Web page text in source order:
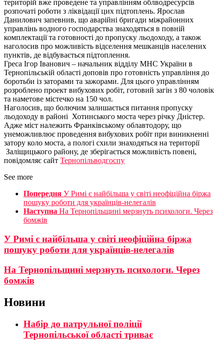
територій вже проведене та управлінням облводресурсів
розпочаті роботи з ліквідації цих підтоплень. Ярослав
Данилович запевнив, що аварійні бригади міжрайонних
управлінь водного господарства знаходяться в повній
комплектації та готовності до пропуску льодоходу, а також
наголосив про можливість відселення мешканців населених
пунктів, де відбувається підтоплення.
Греса Ігор Іванович – начальник відділу МНС України в
Тернопільській області доповів про готовність управління до
боротьби із заторами та зажорами. Для цього управлінням
розроблено проект вибухових робіт, готовий загін з 80 чоловік
та наметове містечко на 150 чол.
Наголосив, що болючим залишається питання пропуску
льодоходу в районі Хотинського моста через річку Дністер.
Адже міст належить Франківському облавтодору, що
унеможливлює проведення вибухових робіт при виникненні
затору коло моста, а пологі схили знаходяться на території
Заліщицького району, де зберігається можливість повені,
повідомляє сайт Тернопільводгоспу
See more
Попередня У Римі є найбiльша у свiтi неофiцiйна бiржа
пошуку роботи для українцiв-нелегалiв
Наступна На Тернопільщині мерзнуть психологи. Через
бомжів
У Римі є найбiльша у свiтi неофiцiйна бiржа
пошуку роботи для українцiв-нелегалiв
На Тернопільщині мерзнуть психологи. Через
бомжів
Новини
Набір до патрульної поліції
Тернопільської області триває